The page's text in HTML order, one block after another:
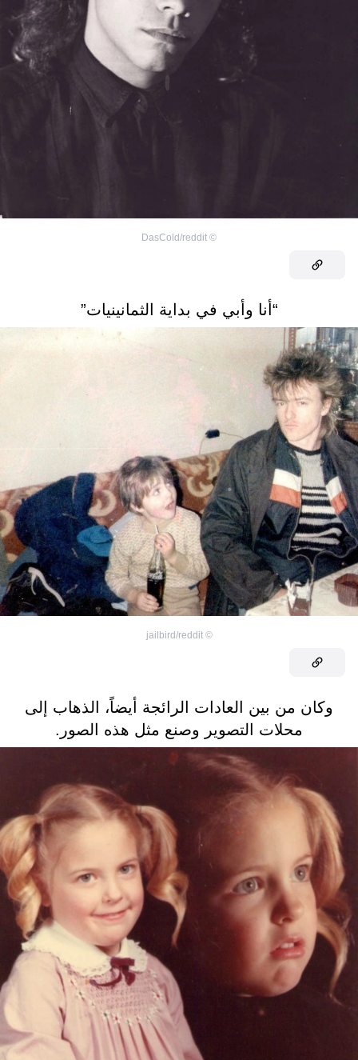
©
DasCold/reddit
“أنا وأبي في بداية الثمانينيات”
©
jailbird/reddit
وكان من بين العادات الرائجة أيضاً، الذهاب إلى
محلات التصوير وصنع مثل هذه الصور.